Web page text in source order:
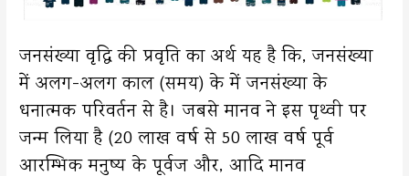
जनसंख्या वृद्धि की प्रवृति का अर्थ यह है कि, जनसंख्या
में अलग-अलग काल (समय) के में जनसंख्या के
धनात्मक परिवर्तन से है। जबसे मानव ने इस पृथ्वी पर
जन्म लिया है (20 लाख वर्ष से 50 लाख वर्ष पूर्व
आरम्भिक मनुष्य के पूर्वज और, आदि मानव